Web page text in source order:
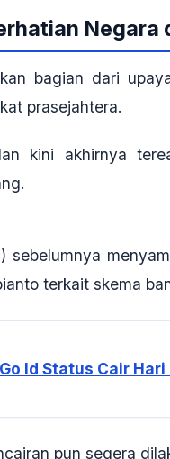
Negara
bagian dari
prasejahtera.
kini akhirnya
.
sebelumnya
terkait skema
Id Status Cair
pun segera